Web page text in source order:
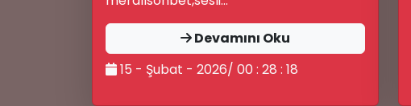
Devamını Oku
15 - Şubat - 2026/ 00 : 28 : 18